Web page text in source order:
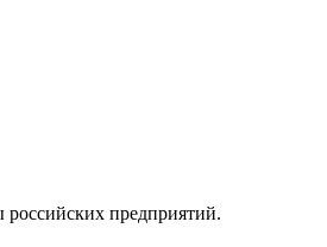
российских предприятий.